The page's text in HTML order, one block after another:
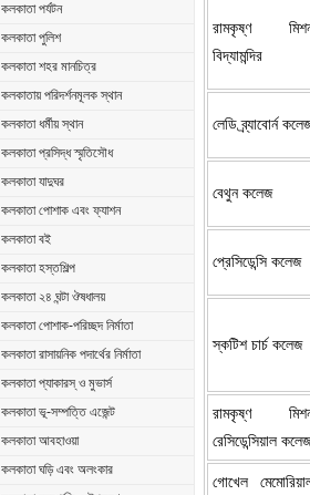
কলকাতা পর্যটন
কলকাতা পুলিশ
কলকাতা শহর মানচিত্র
কলকাতায় পরিদর্শনমূলক স্থান
কলকাতা ধর্মীয় স্থান
কলকাতা প্রসিদ্ধ স্মৃতিসৌধ
কলকাতা যাদুঘর
কলকাতা পোশাক এবং ফ্যাশন
কলকাতা বই
কলকাতা হস্তশিল্প
কলকাতা ২৪ ঘন্টা ঔষধালয়
কলকাতা পোশাক-পরিচ্ছদ নির্মাতা
কলকাতা রাসায়নিক পদার্থের নির্মাতা
কলকাতা প্যাকারস্ ও মুভার্স
কলকাতা ভূ-সম্পত্তি এজেন্ট
কলকাতা আবহাওয়া
কলকাতা ঘড়ি এবং অলংকার
রামকৃষ্ণ
বিদ্যামন্দির
লেডি ব্র্যাবোর্ন
বেথুন কলেজ
প্রেসিডেন্সি কলেজ
স্কটিশ চার্চ কলেজ
রামকৃষ্ণ
রেসিডেন্সিয়াল
গোখেল